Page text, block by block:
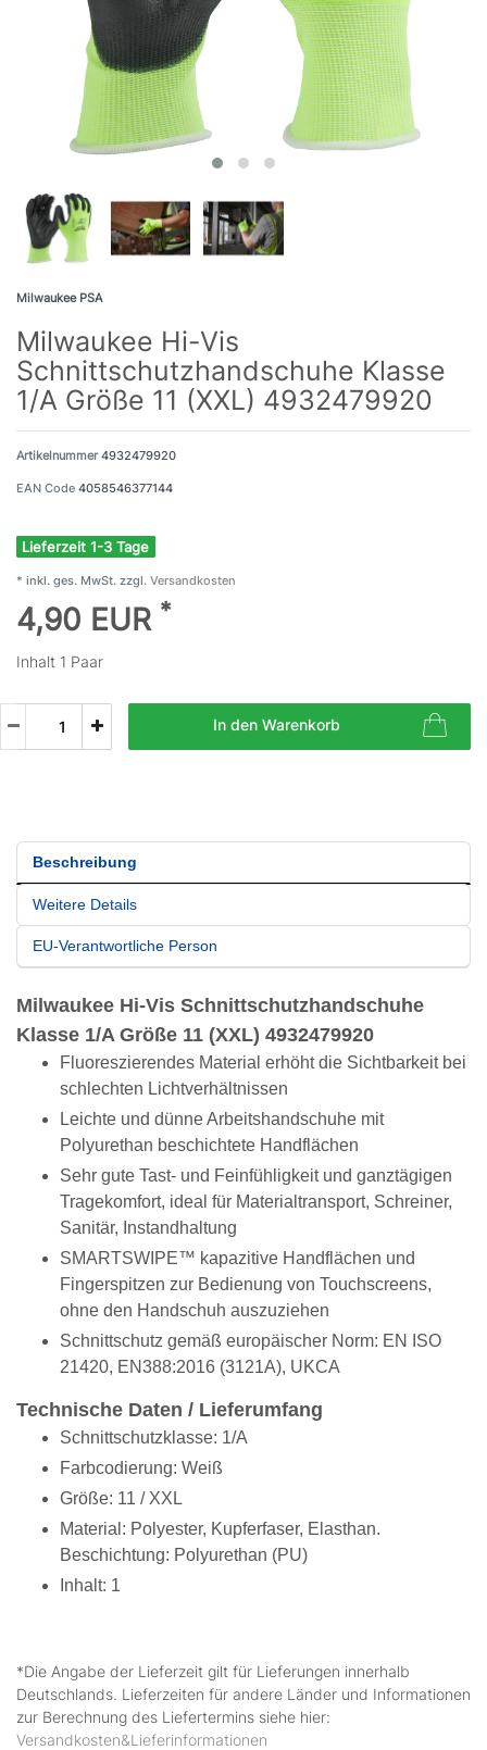
Milwaukee PSA
Milwaukee Hi-Vis
Schnittschutzhandschuhe Klasse
1/A Größe 11 (XXL) 4932479920
Artikelnummer4932479920
EAN Code 4058546377144
Lieferzeit 1-3 Tage
* inkl. ges. MwSt. zzgl. Versandkosten
4,90 EUR *
Inhalt 1 Paar
In den Warenkorb
Beschreibung
Weitere Details
EU-Verantwortliche Person
Milwaukee Hi-Vis Schnittschutzhandschuhe
Klasse 1/A Größe 11 (XXL) 4932479920
Fluoreszierendes Material erhöht die Sichtbarkeit bei
schlechten Lichtverhältnissen
Leichte und dünne Arbeitshandschuhe mit
Polyurethan beschichtete Handflächen
Sehr gute Tast- und Feinfühligkeit und ganztägigen
Tragekomfort, ideal für Materialtransport, Schreiner,
Sanitär, Instandhaltung
SMARTSWIPE™ kapazitive Handflächen und
Fingerspitzen zur Bedienung von Touchscreens,
ohne den Handschuh auszuziehen
Schnittschutz gemäß europäischer Norm: EN ISO
21420, EN388:2016 (3121A), UKCA
Technische Daten / Lieferumfang
Schnittschutzklasse: 1/A
Farbcodierung: Weiß
Größe: 11 / XXL
Material: Polyester, Kupferfaser, Elasthan.
Beschichtung: Polyurethan (PU)
Inhalt: 1
*Die Angabe der Lieferzeit gilt für Lieferungen innerhalb
Deutschlands. Lieferzeiten für andere Länder und Informationen
zur Berechnung des Liefertermins siehe hier:
Versandkosten&Lieferinformationen